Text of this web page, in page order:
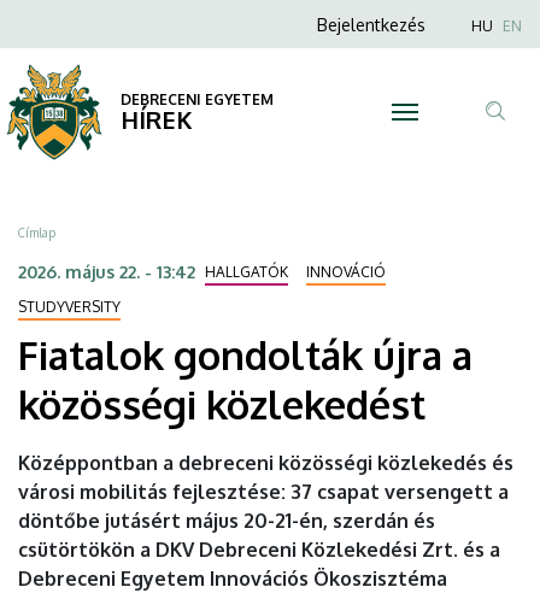
gondolták
újra
közösségi
közlekedést
DEBRECENI
EGYETEM
a
tartalomra
Anonim
menüje
Bejelentkezés HU EN
DEBRECENI EGYETEM
HÍREK
Morzsa
Címlap
2026. május 22. - 13:42 HALLGATÓK
INNOVÁCIÓ
STUDYVERSITY
Fiatalok gondolták újra a
közösségi közlekedést
Középpontban a debreceni közösségi közlekedés és
városi mobilitás fejlesztése: 37 csapat versengett a
döntőbe jutásért május 20-21-én, szerdán és
csütörtökön a DKV Debreceni Közlekedési Zrt. és a
Debreceni Egyetem Innovációs Ökoszisztéma